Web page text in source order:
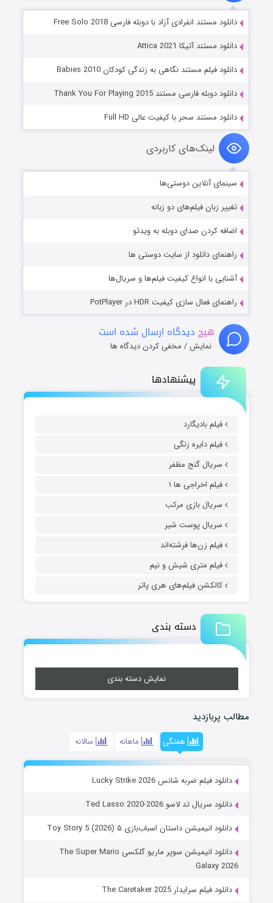
پیشنهادها
فیلم بادیگارد
فیلم دایره زنگی
سریال گنج مظفر
فیلم اخراجی ها ۱
سریال بازی مرکب
سریال پوست شیر
فیلم زن‌ها فرشته‌اند
فیلم متری شیش و نیم
کالکشن فیلم‌های هری پاتر
دسته بندی
نمایش دسته بندی
مطالب پربازدید
هفتگی ماهانه سالانه
دانلود فیلم ضربه شانس Lucky Strike 2026
دانلود سریال تد لاسو Ted Lasso 2020-2026
دانلود انیمیشن داستان اسباب‌بازی ۵ Toy Story 5 (2026)
دانلود انیمیشن سوپر ماریو گلکسی The Super Mario
Galaxy 2026
دانلود فیلم سرایدار The Caretaker 2025
دانلود مستند انفرادی آزاد با دوبله فارسی Free Solo 2018
دانلود مستند آتیکا Attica 2021
دانلود فیلم مستند نگاهی به زندگی کودکان Babies 2010
دانلود دوبله فارسی مستند Thank You For Playing 2015
دانلود مستند سحر با کیفیت عالی Full HD
لینک‌های کاربردی
سینمای آنلاین دوستی‌ها
تغییر زبان فیلم‌های دو زبانه
اضافه کردن صدای دوبله به ویدئو
راهنمای دانلود از سایت دوستی ها
آشنایی با انواع کیفیت فیلم‌ها و سریال‌ها
راهنمای فعال سازی کیفیت HDR در PotPlayer
هیچ دیدگاه ارسال شده است
نمایش / مخفی کردن دیدگاه ها